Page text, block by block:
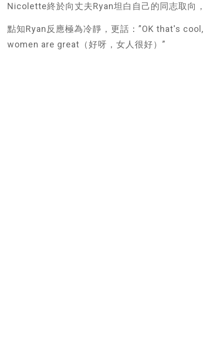
Nicolette終於向丈夫Ryan坦白自己的同志取向，
點知Ryan反應極為冷靜，更話：”OK that's cool,
women are great（好呀，女人很好）”